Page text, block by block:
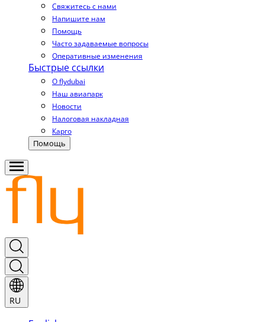
Свяжитесь с нами
Напишите нам
Помощь
Часто задаваемые вопросы
Оперативные изменения
Быстрые ссылки
О flydubai
Наш авиапарк
Новости
Налоговая накладная
Карго
Помощь
RU